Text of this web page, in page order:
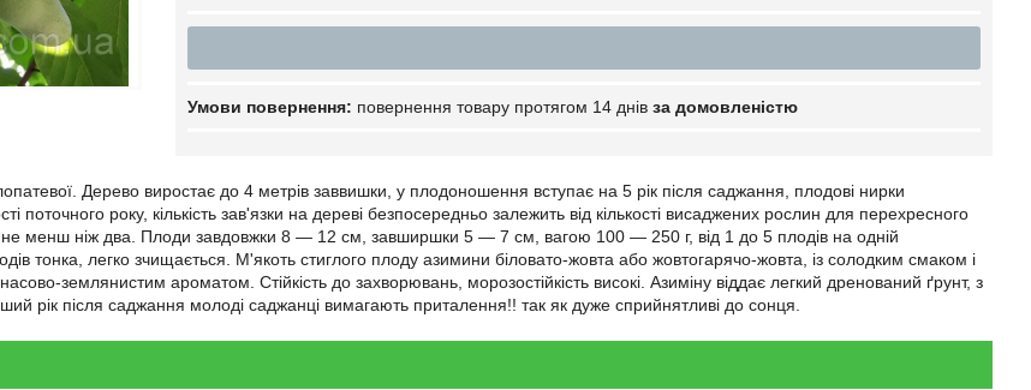
повернення товару протягом 14 днів за домовленістю
Дерево виростає до 4 метрів заввишки, у плодоношення вступає на 5 рік після саджання, плодові нирки
поточного року, кількість зав'язки на дереві безпосередньо залежить від кількості висаджених рослин для перехресного
не менш ніж два. Плоди завдовжки 8 — 12 см, завширшки 5 — 7 см, вагою 100 — 250 г, від 1 до 5 плодів на одній
тонка, легко зчищається. М'якоть стиглого плоду азимини біловато-жовта або жовтогарячо-жовта, із солодким смаком і
землянистим ароматом. Стійкість до захворювань, морозостійкість високі. Азиміну віддає легкий дренований ґрунт, з
рік після саджання молоді саджанці вимагають приталення!! так як дуже сприйнятливі до сонця.